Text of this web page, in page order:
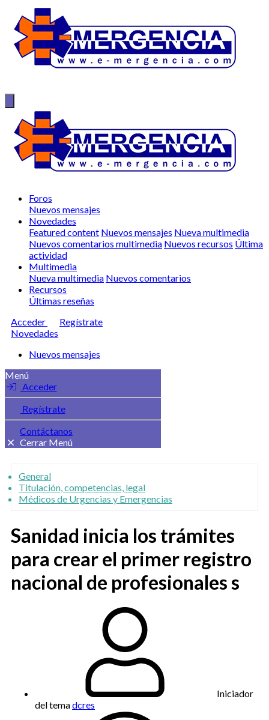
Foros
Nuevos mensajes
Novedades
Featured content Nuevos mensajes Nueva multimedia
Nuevos comentarios multimedia Nuevos recursos Última
actividad
Multimedia
Nueva multimedia Nuevos comentarios
Recursos
Últimas reseñas
Acceder
Regístrate
Novedades
Nuevos mensajes
Menú
Acceder
Regístrate
Contáctanos
Cerrar Menú
General
Titulación, competencias, legal
Médicos de Urgencias y Emergencias
Sanidad inicia los trámites
para crear el primer registro
nacional de profesionales s
Iniciador
del temadcres